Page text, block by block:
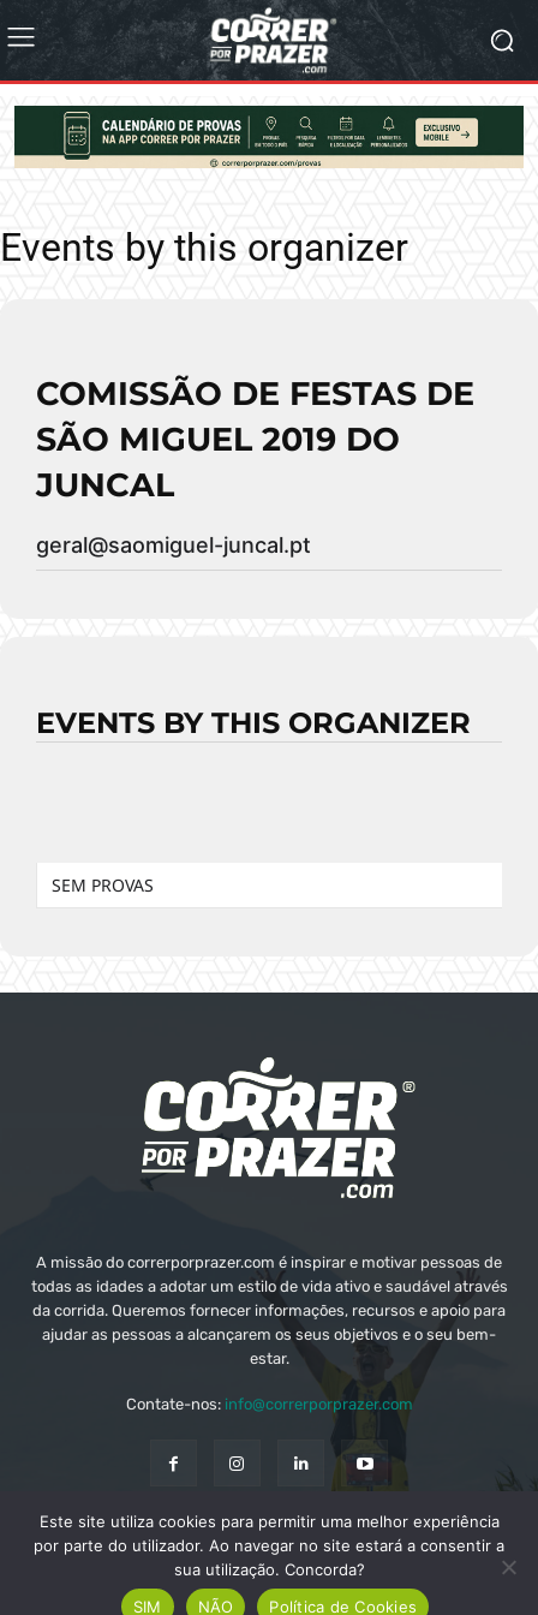
Events by this organizer
COMISSÃO DE FESTAS DE
SÃO MIGUEL 2019 DO
JUNCAL
geral@saomiguel-juncal.pt
EVENTS BY THIS ORGANIZER
SEM PROVAS
A missão do correrporprazer.com é inspirar e motivar pessoas de
todas as idades a adotar um estilo de vida ativo e saudável através
da corrida. Queremos fornecer informações, recursos e apoio para
ajudar as pessoas a alcançarem os seus objetivos e o seu bem-
estar.
Contate-nos: info@correrporprazer.com
FICHA TÉCNICA MEDIA KIT PUBLICIDADE
ADICIONAR PROVA
Este site utiliza cookies para permitir uma melhor experiência
por parte do utilizador. Ao navegar no site estará a consentir a
sua utilização. Concorda?
SIM
NÃO Política de Cookies